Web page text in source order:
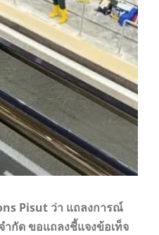
Pisut ว่า แถลงการณ์
กัด ขอแถลงชี้แจงข้อเท็จ